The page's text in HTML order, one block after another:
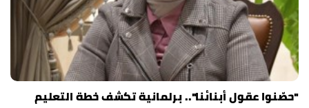
"حصّنوا عقول أبنائنا".. برلمانية تكشف خطة التعليم